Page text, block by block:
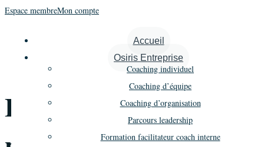
Espace membreMon compte
Accueil
Osiris Entreprise
Coaching individuel
Coaching d’équipe
Coaching d’organisation
Parcours leadership
Formation facilitateur coach interne
« Tous les Évènements
Formation Types de